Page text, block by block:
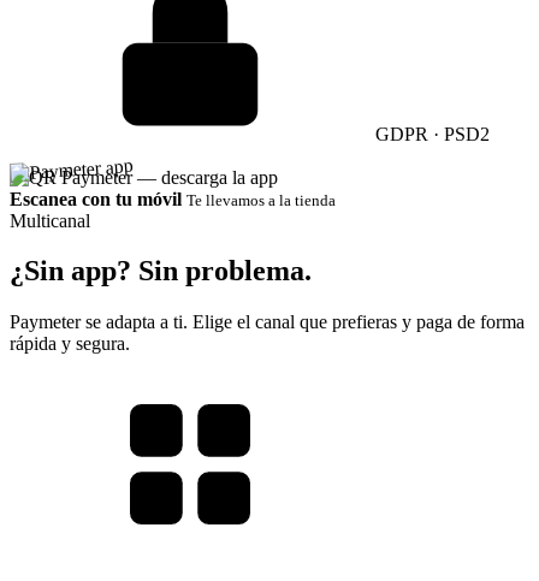
GDPR · PSD2
Escanea con tu móvil Te llevamos a la tienda
Multicanal
¿Sin app? Sin problema.
Paymeter se adapta a ti. Elige el canal que prefieras y paga de forma
rápida y segura.